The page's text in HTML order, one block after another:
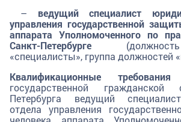
– ведущий специалист
управления государственной
аппарата Уполномоченного по
Санкт-Петербурге
«специалисты», группа должностей
Квалификационные требования
государственной
Петербурга ведущий
отдела управления